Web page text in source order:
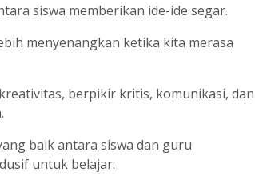
siswa memberikan ide-ide segar.
menyenangkan ketika kita merasa
berpikir kritis, komunikasi, dan
baik antara siswa dan guru
untuk belajar.